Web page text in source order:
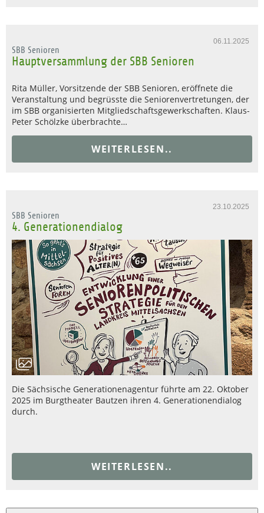
06.11.2025
SBB Senioren
Hauptversammlung der SBB Senioren
Rita Müller, Vorsitzende der SBB Senioren, eröffnete die
Veranstaltung und begrüsste die Seniorenvertretungen, der
im SBB organisierten Mitgliedschaftsgewerkschaften. Klaus-
Peter Schölzke überbrachte…
WEITERLESEN..
23.10.2025
SBB Senioren
4. Generationendialog
Die Sächsische Generationenagentur führte am 22. Oktober
2025 im Burgtheater Bautzen ihren 4. Generationendialog
durch.
WEITERLESEN..